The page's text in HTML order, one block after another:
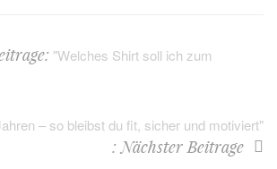
"Welches Shirt soll ich zum
– so bleibst du fit, sicher und motiviert"
: Nächster Beitrage